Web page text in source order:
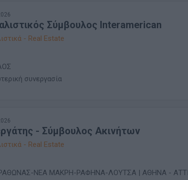
Σύμβουλος Interamerican
- Real Estate
συνεργασία
- Σύμβουλος Ακινήτων
- Real Estate
ΝΕΑ ΜΑΚΡΗ-ΡΑΦΗΝΑ-ΛΟΥΤΣΑ | ΑΘΗΝΑ -